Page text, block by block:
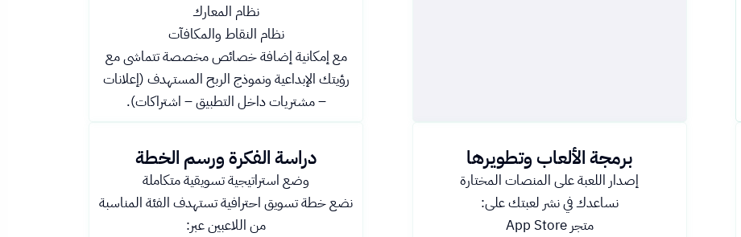
نظام المعارك
نظام النقاط والمكافآت
مع إمكانية إضافة خصائص مخصصة تتماشى مع
رؤيتك الإبداعية ونموذج الربح المستهدف (إعلانات
– مشتريات داخل التطبيق – اشتراكات).
برمجة الألعاب وتطويرها
إصدار اللعبة على المنصات المختارة
نساعدك في نشر لعبتك على:
متجر App Store
دراسة الفكرة ورسم الخطة
وضع استراتيجية تسويقية متكاملة
نضع خطة تسويق احترافية تستهدف الفئة المناسبة
من اللاعبين عبر: